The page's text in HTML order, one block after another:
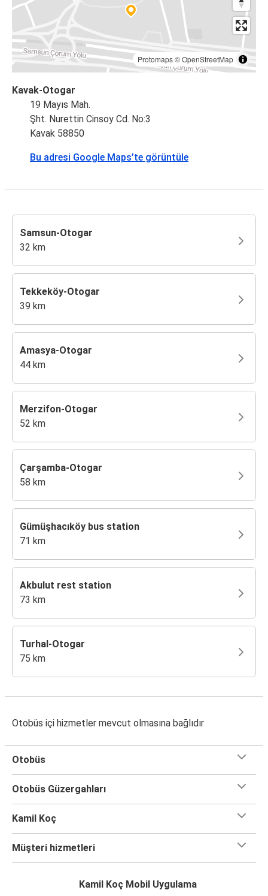
Protomaps©OpenStreetMap
Kavak-Otogar
19 Mayıs Mah.
Şht. Nurettin Cinsoy Cd. No:3
Kavak 58850
Bu adresi Google Maps’te görüntüle
Samsun-Otogar
32 km
Tekkeköy-Otogar
39 km
Amasya-Otogar
44 km
Merzifon-Otogar
52 km
Çarşamba-Otogar
58 km
Gümüşhacıköy bus station
71 km
Akbulut rest station
73 km
Turhal-Otogar
75 km
Otobüs içi hizmetler mevcut olmasına bağlıdır
Otobüs
Otobüs Güzergahları
Kamil Koç
Müşteri hizmetleri
Kamil Koç Mobil Uygulama